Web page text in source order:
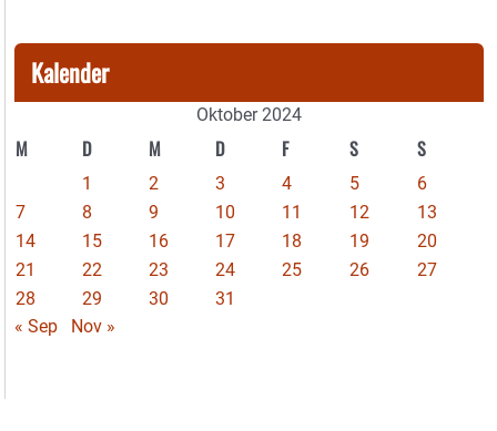
Kalender
Oktober 2024
M D M D F S S
1 2 3 4 5
6
7
8 9 10 11 12
13
14
15 16 17 18 19
20
21
22 23 24 25 26
27
28
29 30
31
« Sep
Nov »